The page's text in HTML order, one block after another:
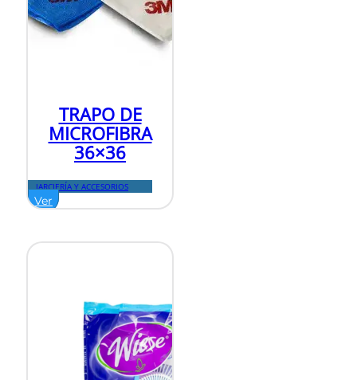
TRAPO DE
MICROFIBRA
36×36
JARCIERÍA Y ACCESORIOS
Ver